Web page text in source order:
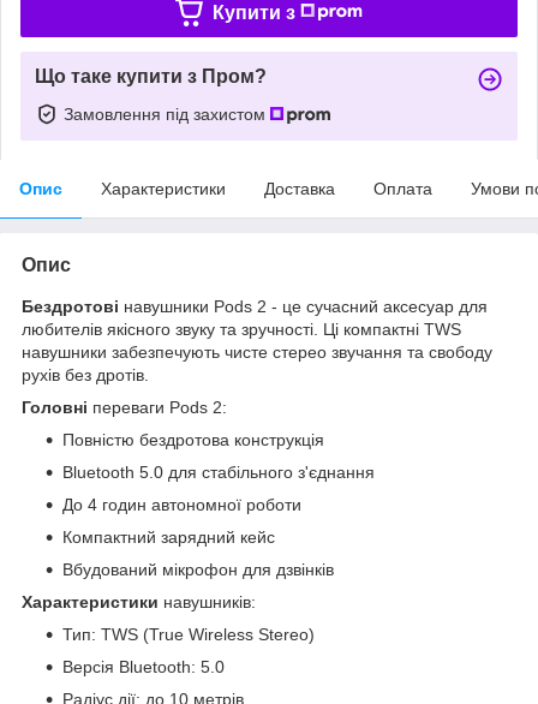
Купити з
Що таке купити з Пром?
Замовлення під захистом
Опис Характеристики Доставка Оплата Умови
Опис
Бездротові навушники Pods 2 - це сучасний аксесуар для
любителів якісного звуку та зручності. Ці компактні TWS
навушники забезпечують чисте стерео звучання та свободу
рухів без дротів.
Головні переваги Pods 2:
Повністю бездротова конструкція
Bluetooth 5.0 для стабільного з'єднання
До 4 годин автономної роботи
Компактний зарядний кейс
Вбудований мікрофон для дзвінків
Характеристики навушників:
Тип: TWS (True Wireless Stereo)
Версія Bluetooth: 5.0
Радіус дії: до 10 метрів